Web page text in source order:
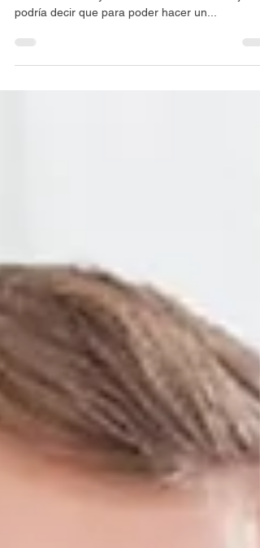
Actualizado 29 de Abril de 2022 Desde el punto
podría decir que para poder hacer un...